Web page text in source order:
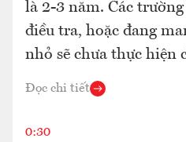
là 2-3 năm. Các
điều tra, hoặc đang
nhỏ sẽ chưa thực hiện
Đọc chi tiết
0:30